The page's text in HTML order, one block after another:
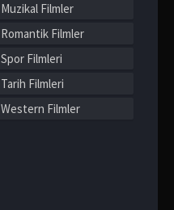
Muzikal Filmler
Romantik Filmler
Spor Filmleri
Tarih Filmleri
Western Filmler